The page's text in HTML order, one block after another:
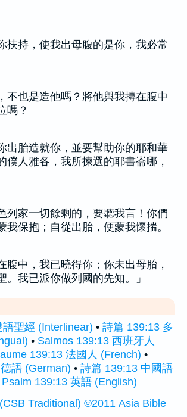
扶持，使我出母腹的是你，我必常
不也是造他嗎？將他與我摶在腹中
嗎？
出胎造就你，並要幫助你的耶和華
僕人雅各，我所揀選的耶書崙哪，
列家一切餘剩的，要聽我言！你們
我保抱；自從出胎，便蒙我懷揣。
腹中，我已曉得你；你未出母胎，
。我已派你做列國的先知。」
聖經 (Interlinear) • 詩篇 139:13 多
• Salmos 139:13 西班牙人
139:13 法國人 (French) •
語 (German) • 詩篇 139:13 中國語
Psalm 139:13 英語 (English)
Traditional) ©2011 Asia Bible